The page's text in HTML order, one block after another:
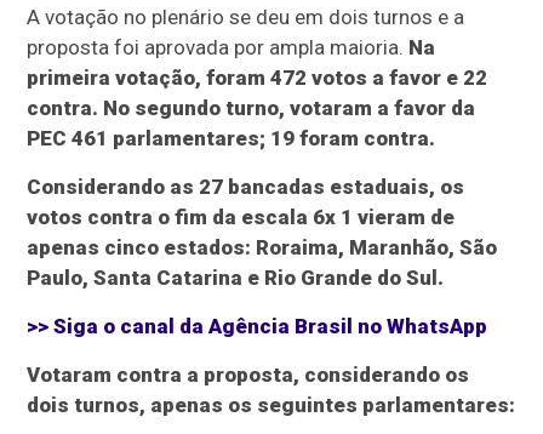
A votação no plenário se deu em dois turnos e a
proposta foi aprovada por ampla maioria. Na
primeira votação, foram 472 votos a favor e 22
contra. No segundo turno, votaram a favor da
PEC 461 parlamentares; 19 foram contra.
Considerando as 27 bancadas estaduais, os
votos contra o fim da escala 6x 1 vieram de
apenas cinco estados: Roraima, Maranhão, São
Paulo, Santa Catarina e Rio Grande do Sul.
>> Siga o canal daAgência Brasil no WhatsApp
Votaram contra a proposta, considerando os
dois turnos, apenas os seguintes parlamentares: